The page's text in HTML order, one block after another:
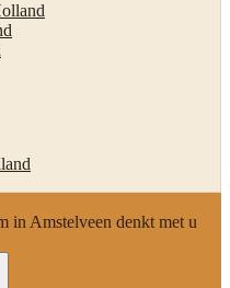
in Amstelveen denkt met u